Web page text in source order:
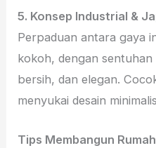
5. Konsep Industrial &
Perpaduan antara gaya
kokoh, dengan
bersih, dan elegan.
menyukai desain
Tips Membangun